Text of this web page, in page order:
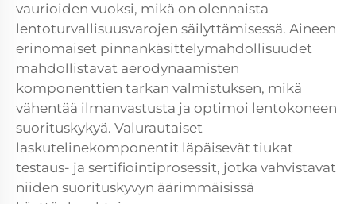
vaurioiden vuoksi, mikä on olennaista
lentoturvallisuusvarojen säilyttämisessä. Aineen
erinomaiset pinnankäsittelymahdollisuudet
mahdollistavat aerodynaamisten
komponenttien tarkan valmistuksen, mikä
vähentää ilmanvastusta ja optimoi lentokoneen
suorituskykyä. Valurautaiset
laskutelinekomponentit läpäisevät tiukat
testaus- ja sertifiointiprosessit, jotka vahvistavat
niiden suorituskyvyn äärimmäisissä